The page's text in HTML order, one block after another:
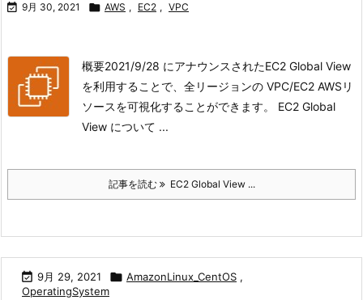
 9月 30, 2021  AWS , EC2 , VPC
概要2021/9/28 にアナウンスされたEC2 Global View
を利用することで、全リージョンの VPC/EC2 AWSリ
ソースを可視化することができます。
EC2 Global
View について ...
記事を読む EC2 Global View ...
 9月 29, 2021  AmazonLinux_CentOS ,
OperatingSystem